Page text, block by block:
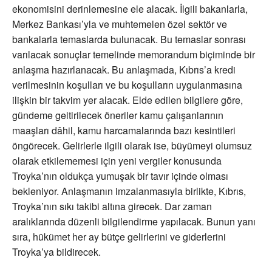
ekonomisini derinlemesine ele alacak. İlgili bakanlarla,
Merkez Bankası’yla ve muhtemelen özel sektör ve
bankalarla temaslarda bulunacak. Bu temaslar sonrası
varılacak sonuçlar temelinde memorandum biçiminde bir
anlaşma hazırlanacak. Bu anlaşmada, Kıbrıs’a kredi
verilmesinin koşulları ve bu koşulların uygulanmasına
ilişkin bir takvim yer alacak. Elde edilen bilgilere göre,
gündeme geitirilecek öneriler kamu çalışanlarının
maaşları dâhil, kamu harcamalarında bazı kesintileri
öngörecek. Gelirlerle ilgili olarak ise, büyümeyi olumsuz
olarak etkilememesi için yeni vergiler konusunda
Troyka’nın oldukça yumuşak bir tavır içinde olması
bekleniyor. Anlaşmanın imzalanmasıyla birlikte, Kıbrıs,
Troyka’nın sıkı takibi altına girecek. Dar zaman
aralıklarında düzenli bilgilendirme yapılacak. Bunun yanı
sıra, hükümet her ay bütçe gelirlerini ve giderlerini
Troyka’ya bildirecek.